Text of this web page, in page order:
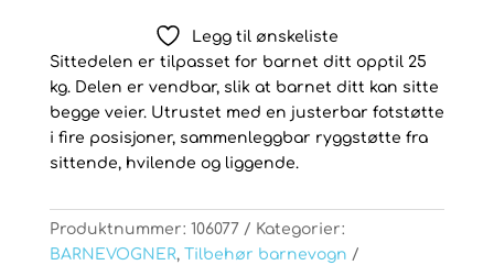
Legg til ønskeliste
Sittedelen er tilpasset for barnet ditt opptil 25
kg. Delen er vendbar, slik at barnet ditt kan sitte
begge veier. Utrustet med en justerbar fotstøtte
i fire posisjoner, sammenleggbar ryggstøtte fra
sittende, hvilende og liggende.
Produktnummer: 106077
Kategorier:
BARNEVOGNER, Tilbehør barnevogn